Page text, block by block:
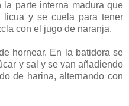
parte interna madura que
y se cuela para tener
con el jugo de naranja.
hornear. En la batidora se
y sal y se van añadiendo
de harina, alternando con